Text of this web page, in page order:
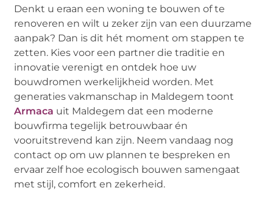
Denkt u eraan een woning te bouwen of te
renoveren en wilt u zeker zijn van een duurzame
aanpak? Dan is dit hét moment om stappen te
zetten. Kies voor een partner die traditie en
innovatie verenigt en ontdek hoe uw
bouwdromen werkelijkheid worden. Met
generaties vakmanschap in Maldegem toont
Armaca uit Maldegem dat een moderne
bouwfirma tegelijk betrouwbaar én
vooruitstrevend kan zijn. Neem vandaag nog
contact op om uw plannen te bespreken en
ervaar zelf hoe ecologisch bouwen samengaat
met stijl, comfort en zekerheid.